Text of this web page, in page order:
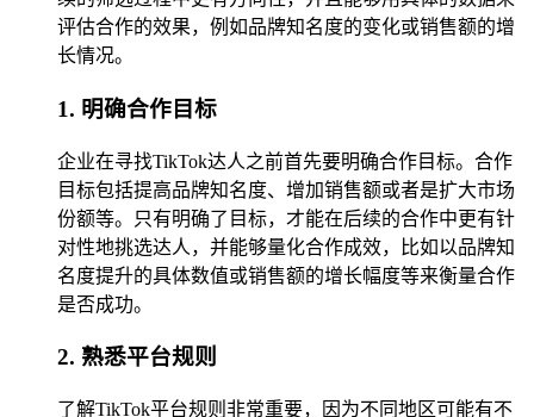
评估合作的效果，例如品牌知名度的变化或销售额的增
长情况。
1. 明确合作目标
企业在寻找TikTok达人之前首先要明确合作目标。合作
目标包括提高品牌知名度、增加销售额或者是扩大市场
份额等。只有明确了目标，才能在后续的合作中更有针
对性地挑选达人，并能够量化合作成效，比如以品牌知
名度提升的具体数值或销售额的增长幅度等来衡量合作
是否成功。
2. 熟悉平台规则
了解TikTok平台规则非常重要，因为不同地区可能有不